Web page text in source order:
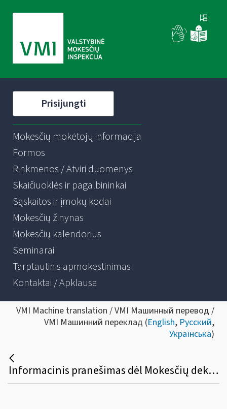
Prisijungti
Mokesčių mokėtojų informacija
Formos
Rinkmenos / Atviri duomenys
Skaičiuoklės ir pagalbininkai
Sąskaitos ir įmokų kodai
Mokesčių žinynas
Mokesčių kalendorius
Seminarai
Tarptautinis apmokestinimas
Kontaktai / Apklausa
VMI Machine translation / VMI Машинный перевод /
VMI Машинний переклад (English, Русский,
Українська)
Informacinis pranešimas dėl Mokesčių deklaracijų pateikimo, jų pateikimo termino pratęsimo ir mokesčių mokėtojų laikino atleidimo nuo mokesčių deklaracijų ir (arba) kitų teisės aktuose nurodytų dokumentų pateikimo taisyklių pakeitimo